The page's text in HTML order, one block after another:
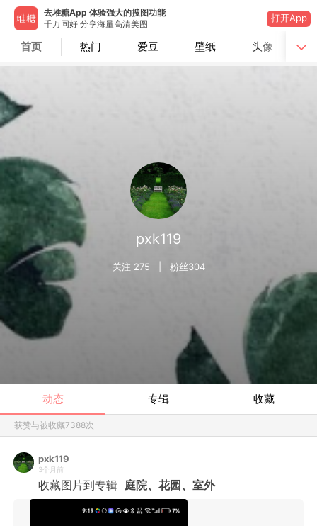
去堆糖App 体验强大的搜图功能
千万同好 分享海量高清美图
打开App
首页 热门 爱豆 壁纸 头像
pxk119
关注 275 | 粉丝304
动态 专辑 收藏
获赞与被收藏7388次
pxk119
3个月前
收藏图片到专辑 庭院、花园、室外